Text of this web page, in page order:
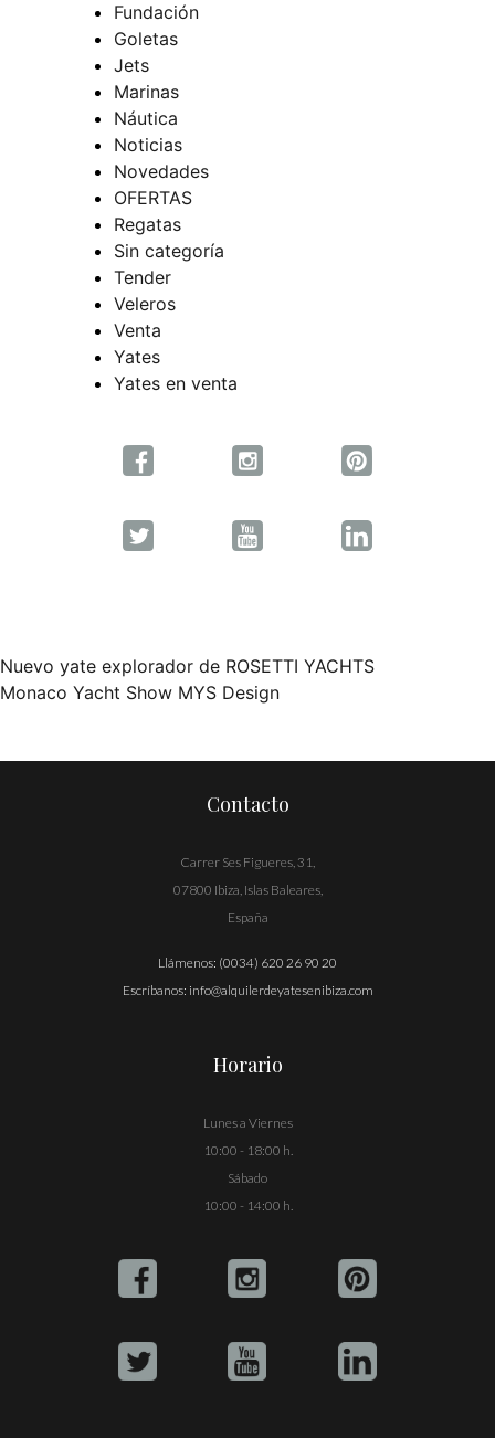
Fundación
Goletas
Jets
Marinas
Náutica
Noticias
Novedades
OFERTAS
Regatas
Sin categoría
Tender
Veleros
Venta
Yates
Yates en venta
Navegación
entradas
Nuevo yate explorador de ROSETTI YACHTS
Monaco Yacht Show MYS Design
Contacto
Carrer Ses Figueres, 31,
07800 Ibiza, Islas Baleares,
España
Llámenos: (0034) 620 26 90 20
Escríbanos: info@alquilerdeyatesenibiza.com
Horario
Lunes a Viernes
10:00 - 18:00 h.
Sábado
10:00 - 14:00 h.